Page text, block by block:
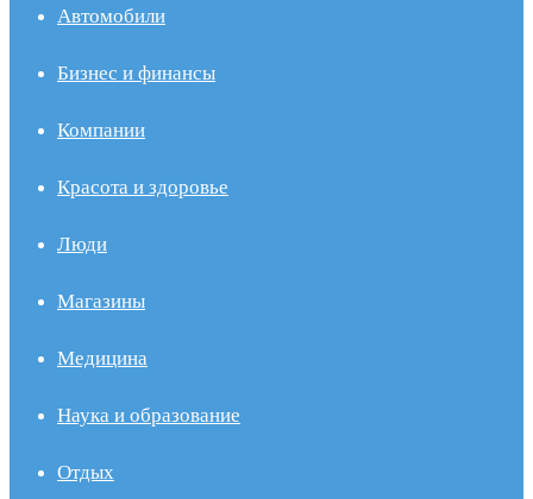
Автомобили
Бизнес и финансы
Компании
Красота и здоровье
Люди
Магазины
Медицина
Наука и образование
Отдых